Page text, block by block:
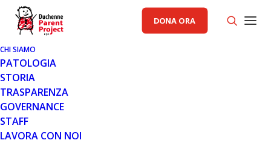
DONA ORA
CHI SIAMO
PATOLOGIA
STORIA
TRASPARENZA
GOVERNANCE
STAFF
LAVORA CON NOI
RACCOLTA FONDI PP
13 NOV 2018